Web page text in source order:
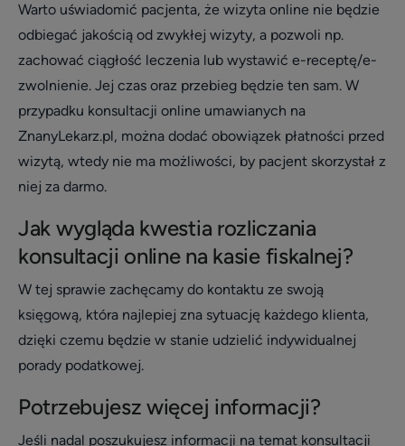
Warto uświadomić pacjenta, że wizyta online nie będzie
odbiegać jakością od zwykłej wizyty, a pozwoli np.
zachować ciągłość leczenia lub wystawić e-receptę/e-
zwolnienie. Jej czas oraz przebieg będzie ten sam. W
przypadku konsultacji online umawianych na
ZnanyLekarz.pl, można dodać obowiązek płatności przed
wizytą, wtedy nie ma możliwości, by pacjent skorzystał z
niej za darmo.
Jak wygląda kwestia rozliczania
konsultacji online na kasie fiskalnej?
W tej sprawie zachęcamy do kontaktu ze swoją
księgową, która najlepiej zna sytuację każdego klienta,
dzięki czemu będzie w stanie udzielić indywidualnej
porady podatkowej.
Potrzebujesz więcej informacji?
Jeśli nadal poszukujesz informacji na temat konsultacji